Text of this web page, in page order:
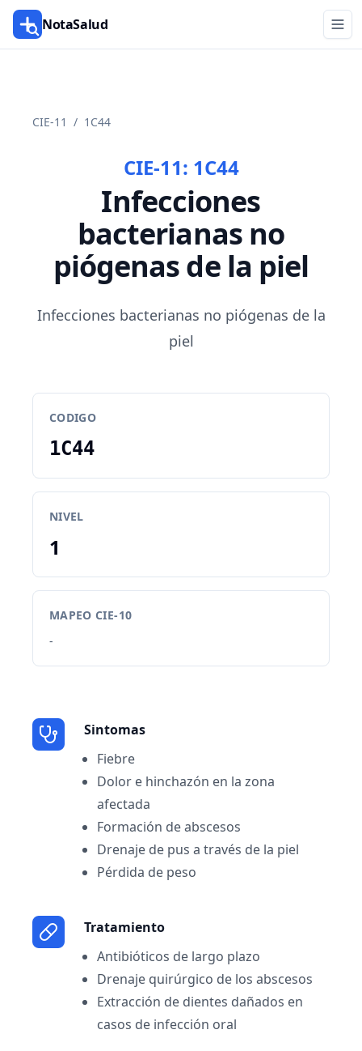
NotaSalud
CIE-11 / 1C44
CIE-11: 1C44
Infecciones
bacterianas no
piógenas de la piel
Infecciones bacterianas no piógenas de la
piel
CODIGO
1C44
NIVEL
1
MAPEO CIE-10
-
Sintomas
Fiebre
Dolor e hinchazón en la zona
afectada
Formación de abscesos
Drenaje de pus a través de la piel
Pérdida de peso
Tratamiento
Antibióticos de largo plazo
Drenaje quirúrgico de los abscesos
Extracción de dientes dañados en
casos de infección oral